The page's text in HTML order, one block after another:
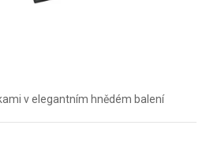
v elegantním hnědém balení